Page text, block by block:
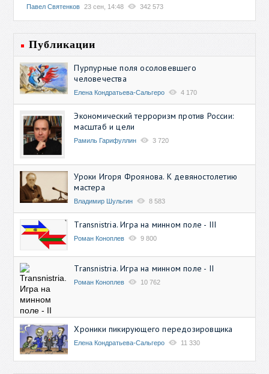
Павел Святенков 23 сен, 14:48 342 573
Публикации
Пурпурные поля осоловевшего
человечества
Елена Кондратьева-Сальгеро 4 170
Экономический терроризм против России:
масштаб и цели
Рамиль Гарифуллин 3 720
Уроки Игоря Фроянова. К девяностолетию
мастера
Владимир Шульгин 8 583
Transnistria. Игра на минном поле - III
Роман Коноплев 9 800
Transnistria. Игра на минном поле - II
Роман Коноплев 10 762
Хроники пикирующего передозировщика
Елена Кондратьева-Сальгеро 11 330